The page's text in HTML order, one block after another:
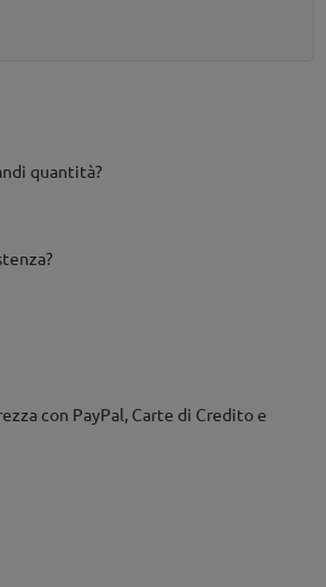
quantità?
con PayPal, Carte di Credito e